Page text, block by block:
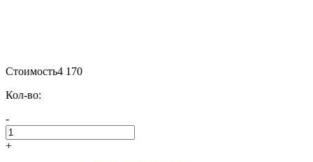
Стоимость4 170
Кол-во:
-
+